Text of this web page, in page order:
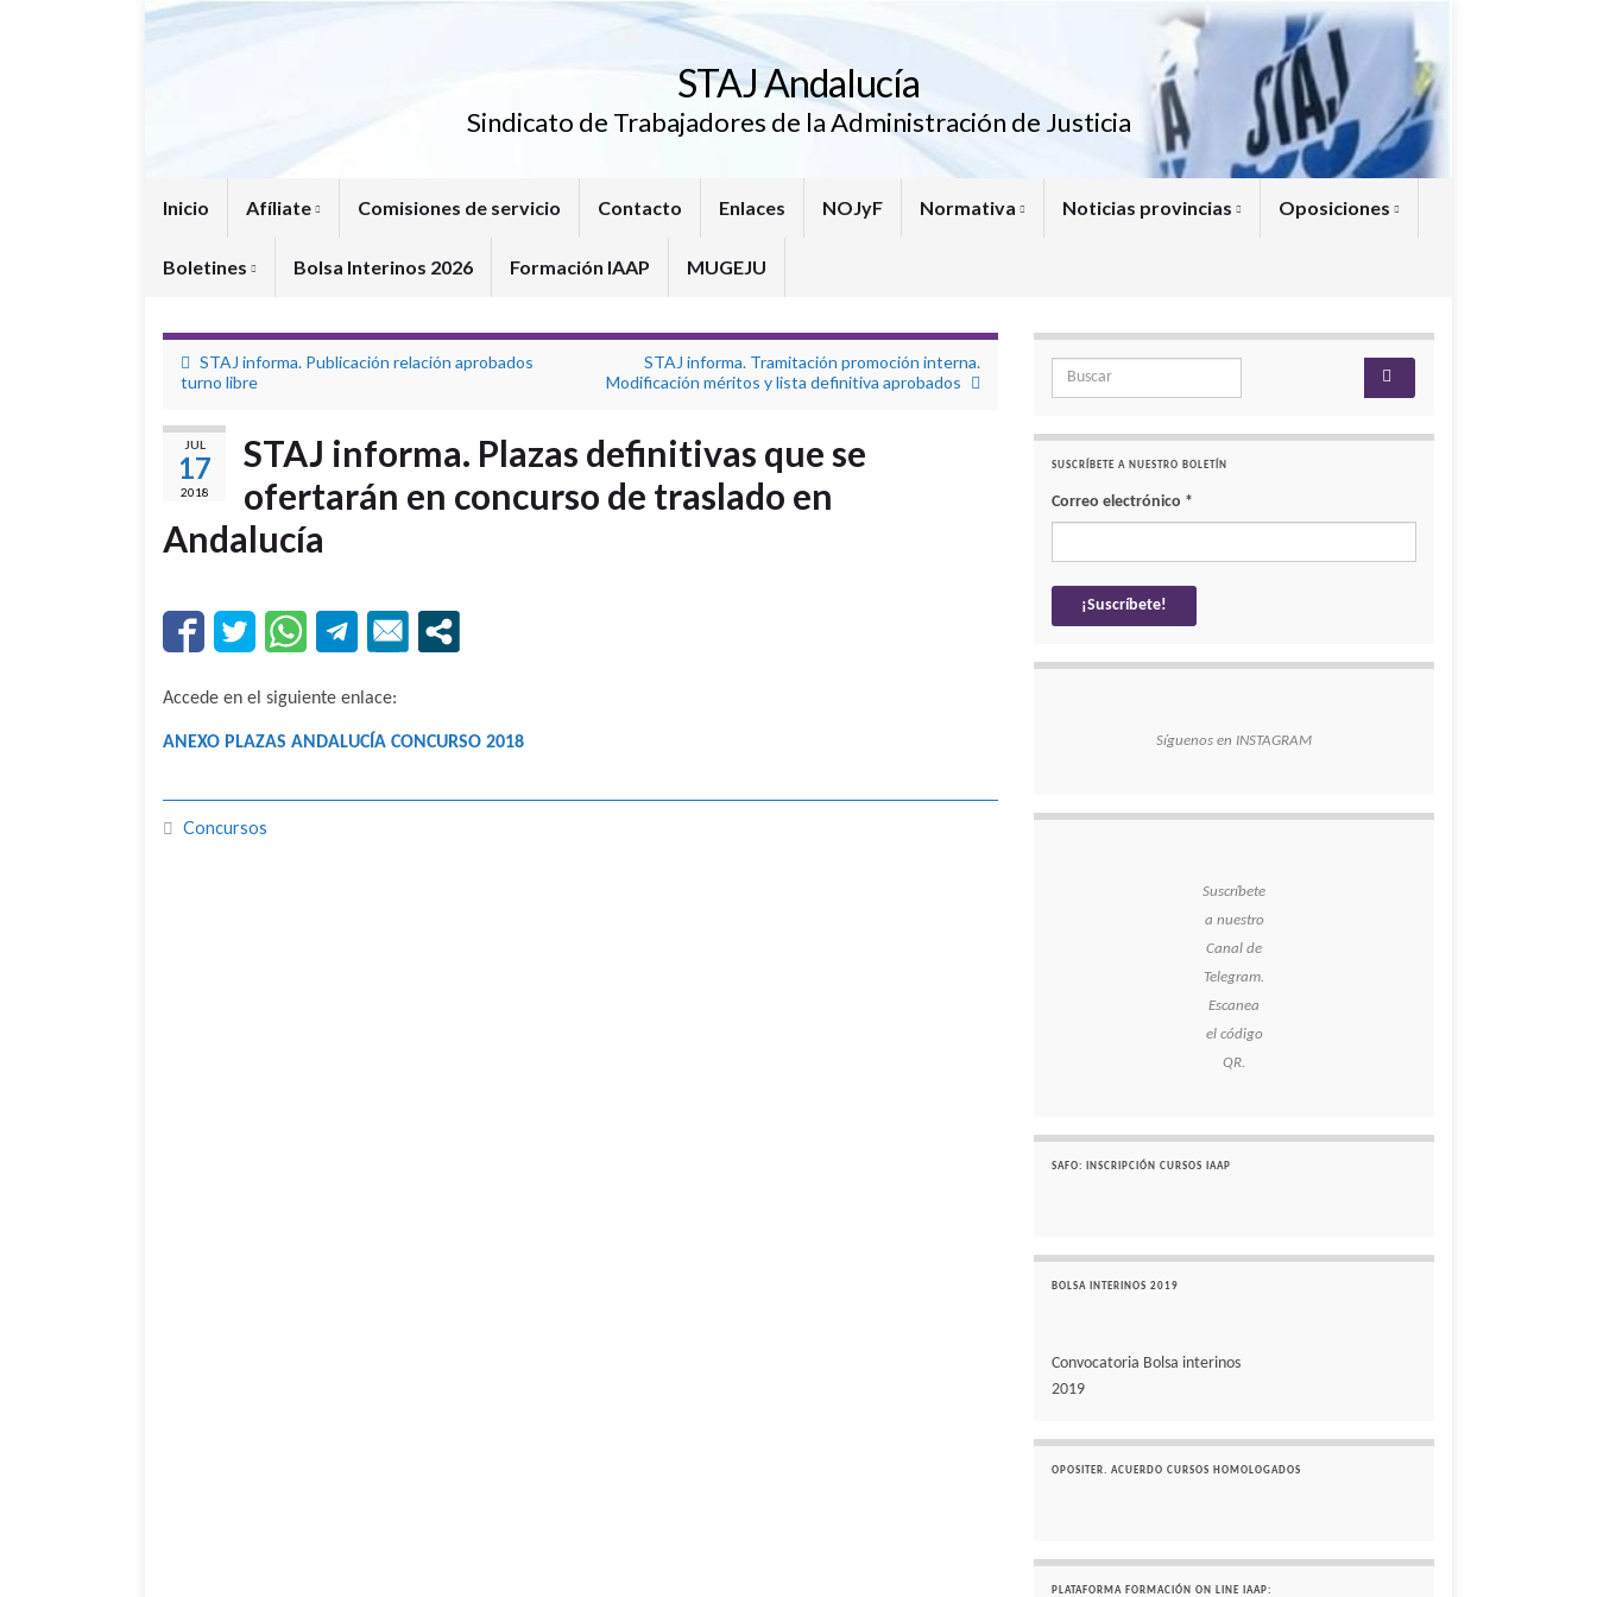
STAJ Andalucía
Sindicato de Trabajadores de la Administración de Justicia
Inicio Afíliate Comisiones de servicio Contacto Enlaces NOJyF Normativa Noticias provincias Oposiciones
Boletines Bolsa Interinos 2026 Formación IAAP MUGEJU
STAJ informa. Publicación relación aprobados
turno libre
STAJ informa. Tramitación promoción interna.
Modificación méritos y lista definitiva aprobados
JUL
17
2018
STAJ informa. Plazas definitivas que se
ofertarán en concurso de traslado en
Andalucía
Accede en el siguiente enlace:
ANEXO PLAZAS ANDALUCÍA CONCURSO 2018
Concursos
Search for:
SUSCRÍBETE A NUESTRO BOLETÍN
Correo electrónico *
Síguenos en INSTAGRAM
Suscríbete
a nuestro
Canal de
Telegram.
Escanea
el código
QR.
SAFO: INSCRIPCIÓN CURSOS IAAP
BOLSA INTERINOS 2019
Convocatoria Bolsa interinos
2019
OPOSITER. ACUERDO CURSOS HOMOLOGADOS
PLATAFORMA FORMACIÓN ON LINE IAAP: